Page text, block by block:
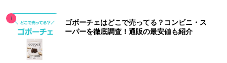
ゴボーチェはどこで売ってる？コンビニ・ス
ーパーを徹底調査！通販の最安値も紹介